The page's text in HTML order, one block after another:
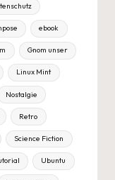
ebook
Gnom unser
Linux Mint
Nostalgie
Retro
Science Fiction
Ubuntu